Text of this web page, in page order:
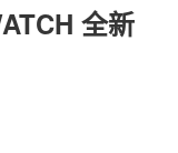
全新